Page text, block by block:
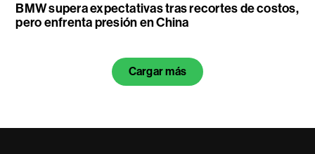
BMW supera expectativas tras recortes de costos,
pero enfrenta presión en China
Cargar más